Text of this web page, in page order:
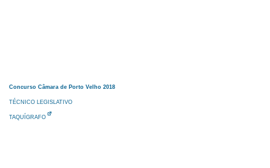
Concurso Câmara de Porto Velho 2018
TÉCNICO LEGISLATIVO
TAQUÍGRAFO